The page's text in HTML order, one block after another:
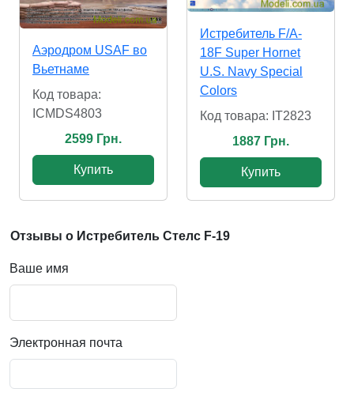
Аэродром USAF во
Вьетнаме
Код товара:
ICMDS4803
2599 Грн.
Купить
Истребитель F/A-
18F Super Hornet
U.S. Navy Special
Colors
Код товара: IT2823
1887 Грн.
Купить
Отзывы о Истребитель Стелс F-19
Ваше имя
Электронная почта